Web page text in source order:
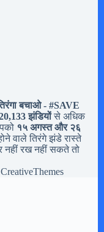
बचाओ - #SAVE
झंडियोंसे अधिक
१५ अगस्त और २६
वाले तिरंगे झंडे रास्ते
नहीं रख नहीं सकते तो
CreativeThemes